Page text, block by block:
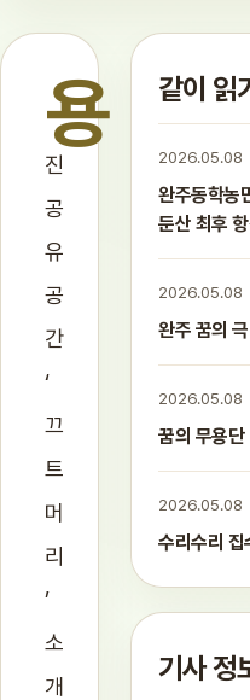
용
진
공
유
공
간
‘
끄
트
머
리
’
소
개
같이 읽
2026.05.08
완주동학농
둔산 최후
2026.05.08
완주 꿈의
2026.05.08
꿈의 무용
2026.05.08
수리수리 집
기사 정